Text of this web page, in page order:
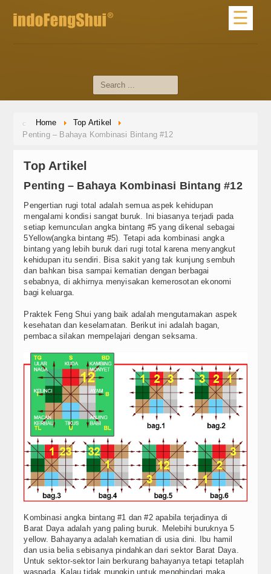
About Us
Profile Master
Artikel Feng Shui
Artikel Umum
Tips Feng Shui
Berita
Simbol
Top Artikel
Update Reguler
Tools
Cek KUA
Cek Shio
Video
FAQ
Kontak
Blog
☰
Home
Top Artikel
Penting – Bahaya Kombinasi Bintang #12
Top Artikel
Penting – Bahaya Kombinasi Bintang #12
Pengertian rugi total adalah semua aspek kehidupan
mengalami kondisi sangat buruk. Ini biasanya terjadi pada
setiap kemunculan angka bintang #5 yang dikenal sebagai
5Yellow(angka bintang #5). Tetapi ada kombinasi angka
bintang yang lebih buruk dari rugi total karena menyangkut
kehidupan itu sendiri. Bisa sakit yang tak kunjung sembuh
dan bahkan bisa sampai kematian dengan berbagai
sebabnya, di akhirnya menyisakan kemerosotan ekonomi
bagi keluarga.
Praktek Feng Shui yang baik adalah mengutamakan aspek
kesehatan dan keselamatan. Berikut ini adalah bagan,
pembaca silakan mempelajari dengan seksama.
Kombinasi angka bintang #1 dan #2 apabila terjadinya di
Barat Daya adalah yang paling buruk. Melebihi buruknya 5
yellow. Bahayanya adalah kematian di usia dini. Ibu hamil
dan usia belia sebisanya pindahkan dari sektor Barat Daya.
Untuk sektor-sektor lain berkurang bahayanya tetapi tetaplah
waspada. Kalau tidak mungkin untuk menghindari maka